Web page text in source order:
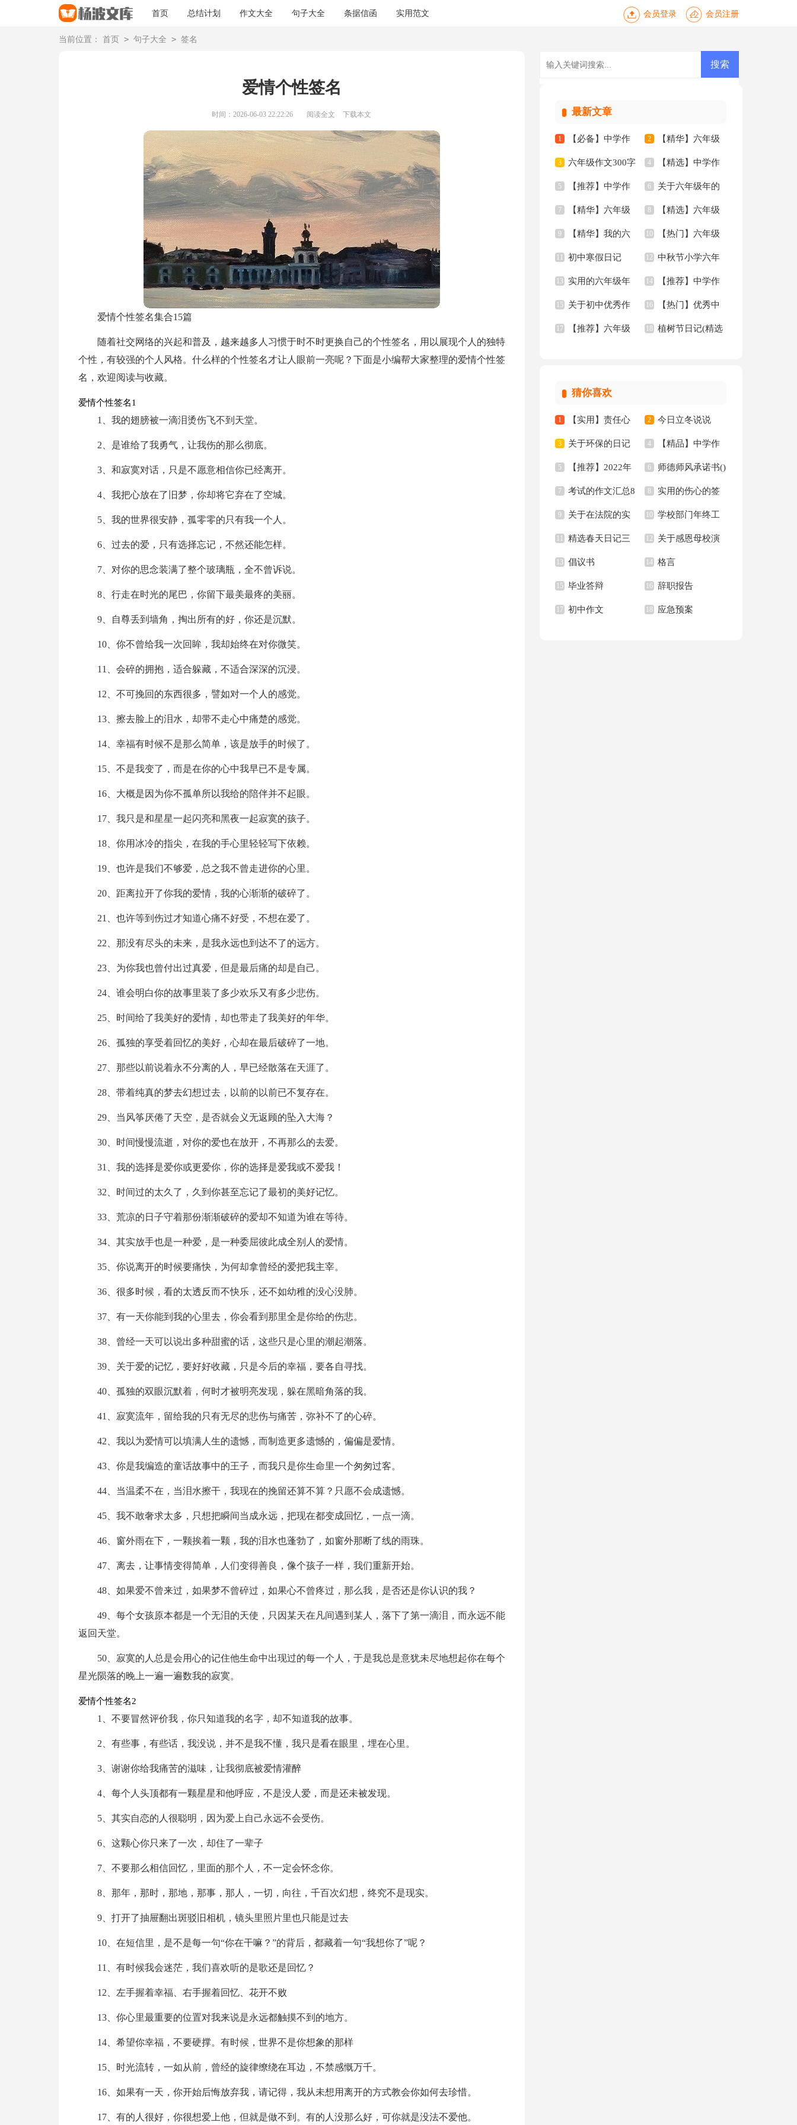
首页 总结计划 作文大全 句子大全 条据信函 实用范文 会员登录 会员注册
当前位置： 首页 > 句子大全 > 签名
爱情个性签名
时间：2026-06-03 22:22:26 阅读全文 下载本文
爱情个性签名集合15篇
随着社交网络的兴起和普及，越来越多人习惯于时不时更换自己的个性签名，用以展现个人的独特
个性，有较强的个人风格。什么样的个性签名才让人眼前一亮呢？下面是小编帮大家整理的爱情个性签
名，欢迎阅读与收藏。
爱情个性签名1
1、我的翅膀被一滴泪烫伤飞不到天堂。
2、是谁给了我勇气，让我伤的那么彻底。
3、和寂寞对话，只是不愿意相信你已经离开。
4、我把心放在了旧梦，你却将它弃在了空城。
5、我的世界很安静，孤零零的只有我一个人。
6、过去的爱，只有选择忘记，不然还能怎样。
7、对你的思念装满了整个玻璃瓶，全不曾诉说。
8、行走在时光的尾巴，你留下最美最疼的美丽。
9、自尊丢到墙角，掏出所有的好，你还是沉默。
10、你不曾给我一次回眸，我却始终在对你微笑。
11、会碎的拥抱，适合躲藏，不适合深深的沉浸。
12、不可挽回的东西很多，譬如对一个人的感觉。
13、擦去脸上的泪水，却带不走心中痛楚的感觉。
14、幸福有时候不是那么简单，该是放手的时候了。
15、不是我变了，而是在你的心中我早已不是专属。
16、大概是因为你不孤单所以我给的陪伴并不起眼。
17、我只是和星星一起闪亮和黑夜一起寂寞的孩子。
18、你用冰冷的指尖，在我的手心里轻轻写下依赖。
19、也许是我们不够爱，总之我不曾走进你的心里。
20、距离拉开了你我的爱情，我的心渐渐的破碎了。
21、也许等到伤过才知道心痛不好受，不想在爱了。
22、那没有尽头的未来，是我永远也到达不了的远方。
23、为你我也曾付出过真爱，但是最后痛的却是自己。
24、谁会明白你的故事里装了多少欢乐又有多少悲伤。
25、时间给了我美好的爱情，却也带走了我美好的年华。
26、孤独的享受着回忆的美好，心却在最后破碎了一地。
27、那些以前说着永不分离的人，早已经散落在天涯了。
28、带着纯真的梦去幻想过去，以前的以前已不复存在。
29、当风筝厌倦了天空，是否就会义无返顾的坠入大海？
30、时间慢慢流逝，对你的爱也在放开，不再那么的去爱。
31、我的选择是爱你或更爱你，你的选择是爱我或不爱我！
32、时间过的太久了，久到你甚至忘记了最初的美好记忆。
33、荒凉的日子守着那份渐渐破碎的爱却不知道为谁在等待。
34、其实放手也是一种爱，是一种委屈彼此成全别人的爱情。
35、你说离开的时候要痛快，为何却拿曾经的爱把我主宰。
36、很多时候，看的太透反而不快乐，还不如幼稚的没心没肺。
37、有一天你能到我的心里去，你会看到那里全是你给的伤悲。
38、曾经一天可以说出多种甜蜜的话，这些只是心里的潮起潮落。
39、关于爱的记忆，要好好收藏，只是今后的幸福，要各自寻找。
40、孤独的双眼沉默着，何时才被明亮发现，躲在黑暗角落的我。
41、寂寞流年，留给我的只有无尽的悲伤与痛苦，弥补不了的心碎。
42、我以为爱情可以填满人生的遗憾，而制造更多遗憾的，偏偏是爱情。
43、你是我编造的童话故事中的王子，而我只是你生命里一个匆匆过客。
44、当温柔不在，当泪水擦干，我现在的挽留还算不算？只愿不会成遗憾。
45、我不敢奢求太多，只想把瞬间当成永远，把现在都变成回忆，一点一滴。
46、窗外雨在下，一颗挨着一颗，我的泪水也蓬勃了，如窗外那断了线的雨珠。
47、离去，让事情变得简单，人们变得善良，像个孩子一样，我们重新开始。
48、如果爱不曾来过，如果梦不曾碎过，如果心不曾疼过，那么我，是否还是你认识的我？
49、每个女孩原本都是一个无泪的天使，只因某天在凡间遇到某人，落下了第一滴泪，而永远不能
返回天堂。
50、寂寞的人总是会用心的记住他生命中出现过的每一个人，于是我总是意犹未尽地想起你在每个
星光陨落的晚上一遍一遍数我的寂寞。
爱情个性签名2
1、不要冒然评价我，你只知道我的名字，却不知道我的故事。
2、有些事，有些话，我没说，并不是我不懂，我只是看在眼里，埋在心里。
3、谢谢你给我痛苦的滋味，让我彻底被爱情灌醉
4、每个人头顶都有一颗星星和他呼应，不是没人爱，而是还未被发现。
5、其实自恋的人很聪明，因为爱上自己永远不会受伤。
6、这颗心你只来了一次，却住了一辈子
7、不要那么相信回忆，里面的那个人，不一定会怀念你。
8、那年，那时，那地，那事，那人，一切，向往，千百次幻想，终究不是现实。
9、打开了抽屉翻出斑驳旧相机，镜头里照片里也只能是过去
10、在短信里，是不是每一句“你在干嘛？”的背后，都藏着一句“我想你了”呢？
11、有时候我会迷茫，我们喜欢听的是歌还是回忆？
12、左手握着幸福、右手握着回忆、花开不败
13、你心里最重要的位置对我来说是永远都触摸不到的地方。
14、希望你幸福，不要硬撑。有时候，世界不是你想象的那样
15、时光流转，一如从前，曾经的旋律缭绕在耳边，不禁感慨万千。
16、如果有一天，你开始后悔放弃我，请记得，我从未想用离开的方式教会你如何去珍惜。
17、有的人很好，你很想爱上他，但就是做不到。有的人没那么好，可你就是没法不爱他。
最新文章
1 【必备】中学作
文锦集六篇
2 【精华】六年级
作文300字汇总6篇
3 六年级作文300字
汇总8篇
4 【精选】中学作
文汇总8篇
5 【推荐】中学作
文汇总八篇
6 关于六年级年的
作文300字8篇
7 【精华】六年级
的作文300字集合9篇
8 【精选】六年级
的作文300字三篇
9 【精华】我的六
年级小学作文3篇
10 【热门】六年级
年的作文300字3篇
11 初中寒假日记
【热】
12 中秋节小学六年
级作文
13 实用的六年级年
的作文300字6篇
14 【推荐】中学作
文3篇
15 关于初中优秀作
文汇编10篇
16 【热门】优秀中
学作文九篇
17 【推荐】六年级 18 植树节日记(精选
猜你喜欢
1 【实用】责任心
的演讲稿三篇
2 今日立冬说说
3 关于环保的日记
15篇
4 【精品】中学作
文汇编7篇
5 【推荐】2022年
人生格言警句汇编97
句
6 师德师风承诺书()
7 考试的作文汇总8
篇
8 实用的伤心的签
名锦集35句
9 关于在法院的实
习报告范文汇总八篇
10 学校部门年终工
作总结
11 精选春天日记三
篇
12 关于感恩母校演
讲稿汇总八篇
13 倡议书 14 格言
15 毕业答辩 16 辞职报告
17 初中作文 18 应急预案